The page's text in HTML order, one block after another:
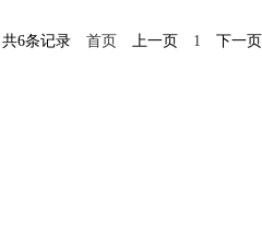
共6条记录 首页 上一页 1 下一页